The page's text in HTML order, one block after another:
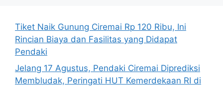
Tiket Naik Gunung Ciremai Rp 120 Ribu, Ini
Rincian Biaya dan Fasilitas yang Didapat
Pendaki
Jelang 17 Agustus, Pendaki Ciremai Diprediksi
Membludak, Peringati HUT Kemerdekaan RI di